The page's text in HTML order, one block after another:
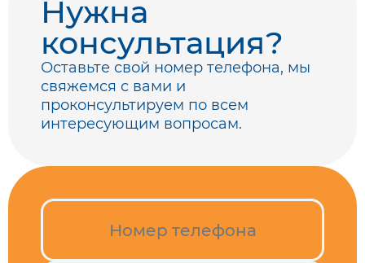
Нужна
консультация?
Оставьте свой номер телефона, мы
свяжемся с вами и
проконсультируем по всем
интересующим вопросам.